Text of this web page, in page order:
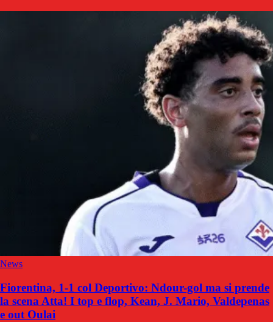
News
Fiorentina, 1-1 col Deportivo: Ndour-gol ma si prende
la scena Atta! I top e flop, Kean, J. Mario, Valdepenas
e out Oulai